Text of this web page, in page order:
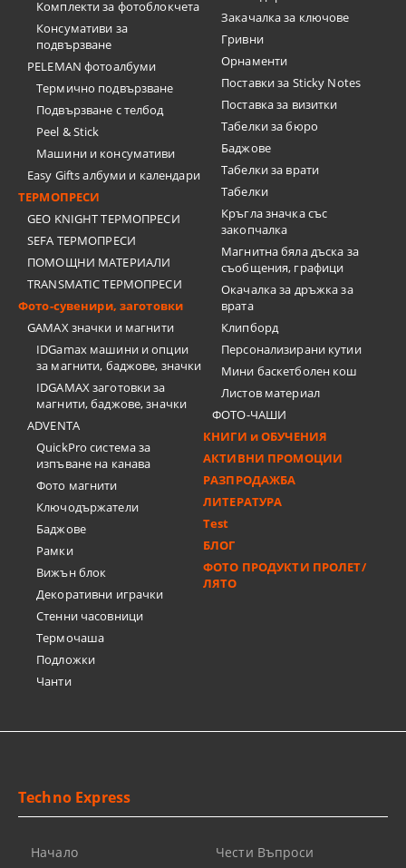
Комплекти за фотоблокчета
Консумативи за
подвързване
PELEMAN фотоалбуми
Термично подвързване
Подвързване с телбод
Peel & Stick
Машини и консумативи
Easy Gifts албуми и календари
ТЕРМОПРЕСИ
GEO KNIGHT ТЕРМОПРЕСИ
SEFA ТЕРМОПРЕСИ
ПОМОЩНИ МАТЕРИАЛИ
TRANSMATIC ТЕРМОПРЕСИ
Фото-сувенири, заготовки
GAMAX значки и магнити
IDGamax машини и опции
за магнити, баджове, значки
IDGAMAX заготовки за
магнити, баджове, значки
ADVENTA
QuickPro система за
изпъване на канава
Фото магнити
Ключодържатели
Баджове
Рамки
Вижън блок
Декоративни играчки
Стенни часовници
Термочашa
Подложки
Чанти
Закачалка за ключове
Гривни
Орнаменти
Поставки за Sticky Notes
Поставка за визитки
Tабелки за бюро
Баджове
Табелки за врати
Табелки
Кръгла значка със
закопчалка
Магнитна бяла дъска за
съобщения, графици
Окачалка за дръжка за
врата
Клипборд
Персонализирани кутии
Мини баскетболен кош
Листов материал
ФОТО-ЧАШИ
КНИГИ и ОБУЧЕНИЯ
АКТИВНИ ПРОМОЦИИ
РАЗПРОДАЖБА
ЛИТЕРАТУРА
Test
БЛОГ
ФОТО ПРОДУКТИ ПРОЛЕТ/
ЛЯТО
Techno Express
Начало
Чести Въпроси